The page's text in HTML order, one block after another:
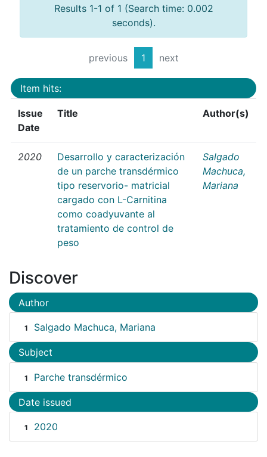
Results 1-1 of 1 (Search time: 0.002
seconds).
previous 1 next
Item hits:
Issue
Date
Title Author(s)
2020
Desarrollo y caracterización
de un parche transdérmico
tipo reservorio- matricial
cargado con L-Carnitina
como coadyuvante al
tratamiento de control de
peso
Salgado
Machuca,
Mariana
Discover
Author
1 Salgado Machuca, Mariana
Subject
1 Parche transdérmico
Date issued
1 2020